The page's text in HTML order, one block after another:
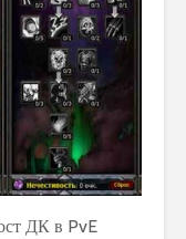
ДК в PvE